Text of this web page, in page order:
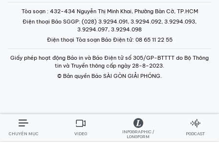
Tòa soạn : 432-434 Nguyễn Thị Minh Khai, Phường Bàn Cờ, TP.HCM
Điện thoại Báo SGGP: (028) 3.9294.091, 3.9294.092, 3.9294.093,
3.9294.097, 3.9294.098
Điện thoại Tòa soạn Báo Điện tử: 08 65 11 22 55
Giấy phép hoạt động Báo in và Báo Điện tử số 305/GP-BTTTT do Bộ Thông
tin và Truyền thông cấp ngày 28-8-2023.
© Bản quyền Báo SÀI GÒN GIẢI PHÓNG.
CHUYÊN MỤC VIDEO
INFOGRAPHIC /
LONGFORM
PODCAST